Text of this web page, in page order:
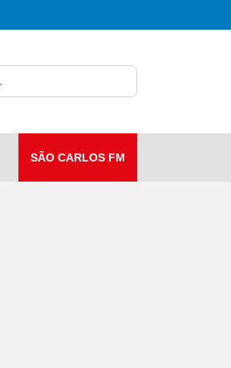
SÃO CARLOS FM